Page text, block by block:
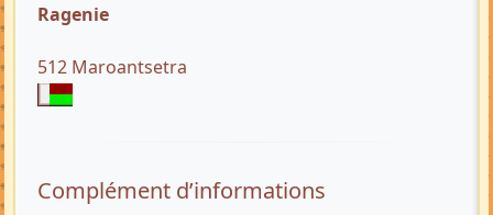
Ragenie
512 Maroantsetra
Complément d’informations